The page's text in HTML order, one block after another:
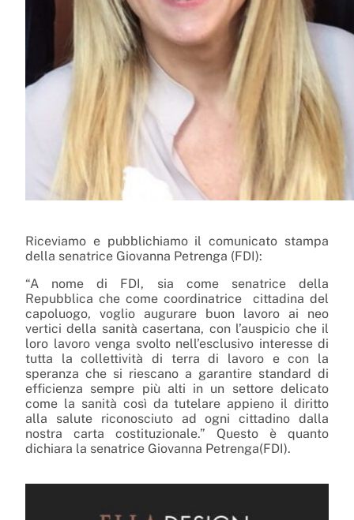
Riceviamo e pubblichiamo il comunicato stampa
della senatrice Giovanna Petrenga (FDI):
“A nome di FDI, sia come senatrice della
Repubblica che come coordinatrice
cittadina del
capoluogo, voglio augurare buon lavoro ai neo
vertici della sanità casertana, con l’auspicio che il
loro lavoro venga svolto nell’esclusivo interesse di
tutta la collettività di terra di lavoro e con la
speranza che si riescano a garantire standard di
efficienza sempre più alti in un settore delicato
come la sanità così da tutelare appieno il diritto
alla salute riconosciuto ad ogni cittadino dalla
nostra carta costituzionale.” Questo è quanto
dichiara la senatrice Giovanna Petrenga(FDI).